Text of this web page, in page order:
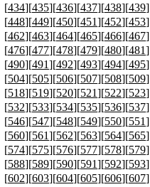
[434][435][436][437][438][439
[448][449][450][451][452][453
[462][463][464][465][466][467
[476][477][478][479][480][481
[490][491][492][493][494][495
[504][505][506][507][508][509
[518][519][520][521][522][523
[532][533][534][535][536][537
[546][547][548][549][550][551
[560][561][562][563][564][565
[574][575][576][577][578][579
[588][589][590][591][592][593
[602][603][604][605][606][607